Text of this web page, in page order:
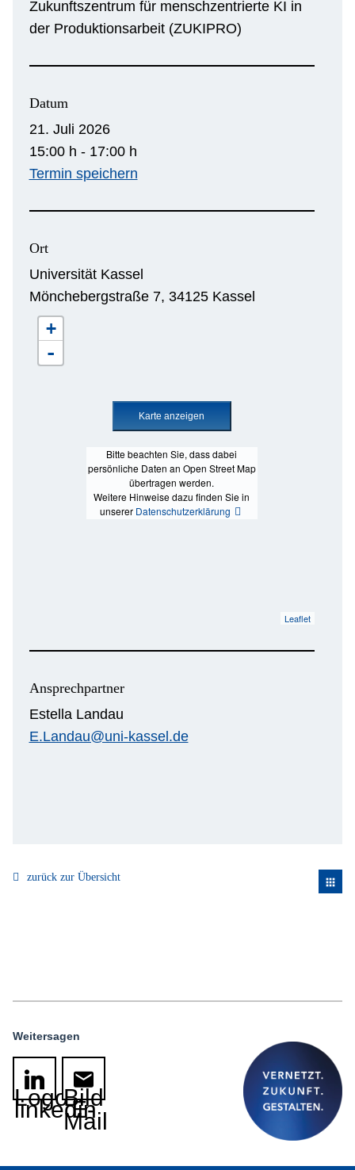
Zukunftszentrum für menschzentrierte KI in
der Produktionsarbeit (ZUKIPRO)
Datum
21. Juli 2026
15:00 h - 17:00 h
Termin speichern
Ort
Universität Kassel
Mönchebergstraße 7, 34125 Kassel
Bitte beachten Sie, dass dabei
persönliche Daten an Open Street Map
übertragen werden.
Weitere Hinweise dazu finden Sie in
unserer Datenschutzerklärung
+
-
Leaflet
Ansprechpartner
Estella Landau
E.Landau@uni-kassel.de
zurück zur Übersicht apps
Weitersagen
Logo
linkedin
Bild
E-
Mail